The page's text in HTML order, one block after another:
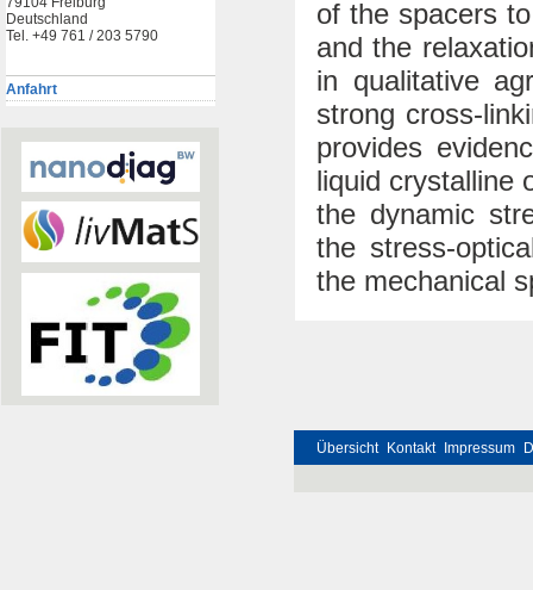
Deutschland
Tel. +49 761 / 203 5790
Anfahrt
of the spacers
and the
in qualitative
strong cross-
provides
liquid crystalline
the dynamic
the stress-
the mechanical
Übersicht Kontakt Impressum